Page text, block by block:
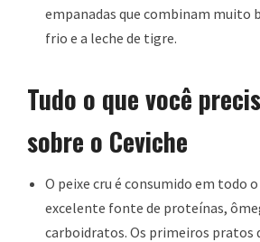
empanadas que combinam muito
frio e a leche de tigre.
Tudo o que você
sobre o Ceviche
O peixe cru é consumido em todo
excelente fonte de proteínas,
carboidratos. Os primeiros pratos